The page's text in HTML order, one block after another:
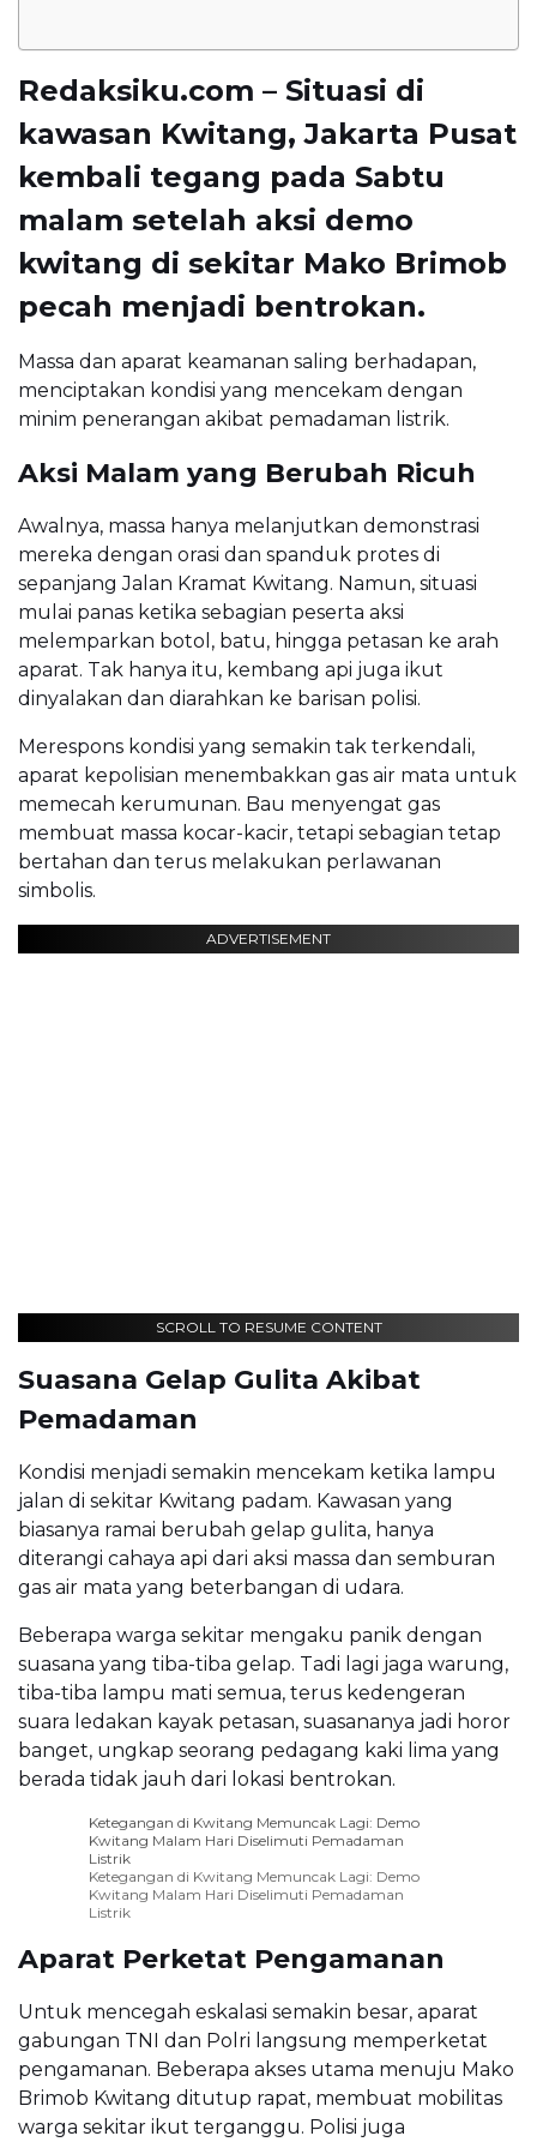
Redaksiku.com – Situasi di
kawasan Kwitang, Jakarta Pusat
kembali tegang pada Sabtu
malam setelah aksi demo
kwitang di sekitar Mako Brimob
pecah menjadi bentrokan.
Massa dan aparat keamanan saling berhadapan,
menciptakan kondisi yang mencekam dengan
minim penerangan akibat pemadaman listrik.
Aksi Malam yang Berubah Ricuh
Awalnya, massa hanya melanjutkan demonstrasi
mereka dengan orasi dan spanduk protes di
sepanjang Jalan Kramat Kwitang. Namun, situasi
mulai panas ketika sebagian peserta aksi
melemparkan botol, batu, hingga petasan ke arah
aparat. Tak hanya itu, kembang api juga ikut
dinyalakan dan diarahkan ke barisan polisi.
Merespons kondisi yang semakin tak terkendali,
aparat kepolisian menembakkan gas air mata untuk
memecah kerumunan. Bau menyengat gas
membuat massa kocar-kacir, tetapi sebagian tetap
bertahan dan terus melakukan perlawanan
simbolis.
ADVERTISEMENT
SCROLL TO RESUME CONTENT
Suasana Gelap Gulita Akibat
Pemadaman
Kondisi menjadi semakin mencekam ketika lampu
jalan di sekitar Kwitang padam. Kawasan yang
biasanya ramai berubah gelap gulita, hanya
diterangi cahaya api dari aksi massa dan semburan
gas air mata yang beterbangan di udara.
Beberapa warga sekitar mengaku panik dengan
suasana yang tiba-tiba gelap. Tadi lagi jaga warung,
tiba-tiba lampu mati semua, terus kedengeran
suara ledakan kayak petasan, suasananya jadi horor
banget, ungkap seorang pedagang kaki lima yang
berada tidak jauh dari lokasi bentrokan.
Ketegangan di Kwitang Memuncak Lagi: Demo
Kwitang Malam Hari Diselimuti Pemadaman
Listrik
Ketegangan di Kwitang Memuncak Lagi: Demo
Kwitang Malam Hari Diselimuti Pemadaman
Listrik
Aparat Perketat Pengamanan
Untuk mencegah eskalasi semakin besar, aparat
gabungan TNI dan Polri langsung memperketat
pengamanan. Beberapa akses utama menuju Mako
Brimob Kwitang ditutup rapat, membuat mobilitas
warga sekitar ikut terganggu. Polisi juga